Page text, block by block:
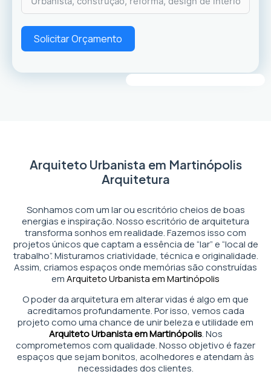
Solicitar Orçamento
Arquiteto Urbanista em Martinópolis
Arquitetura
Sonhamos com um lar ou escritório cheios de boas
energias e inspiração. Nosso escritório de arquitetura
transforma sonhos em realidade. Fazemos isso com
projetos únicos que captam a essência de “lar” e “local de
trabalho”. Misturamos criatividade, técnica e originalidade.
Assim, criamos espaços onde memórias são construídas
emArquiteto Urbanista em Martinópolis
O poder da arquitetura em alterar vidas é algo em que
acreditamos profundamente. Por isso, vemos cada
projeto como uma chance de unir beleza e utilidade em
Arquiteto Urbanista em Martinópolis. Nos
comprometemos com qualidade. Nosso objetivo é fazer
espaços que sejam bonitos, acolhedores e atendam às
necessidades dos clientes.